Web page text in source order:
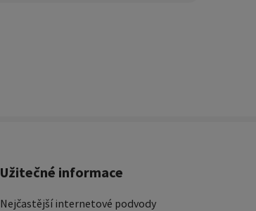
Užitečné informace
Nejčastější internetové podvody